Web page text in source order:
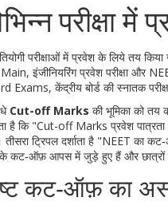
परीक्षा में
परीक्षाओं में प्रवेश के लिये तय किया
Main, इंजीनियरिंग प्रवेश परीक्षाऔर
Exams, केंद्रीय बोर्ड की स्नातक
Cut-off Marks की भूमिका को तय
कि "Cut-off Marks प्रवेश पात्रता
ट्रिपल दर्शाता है "NEET का
कट‑ऑफ़ आपस में जुड़े हुए हैं और छात्रों
कट‑ऑफ़ का